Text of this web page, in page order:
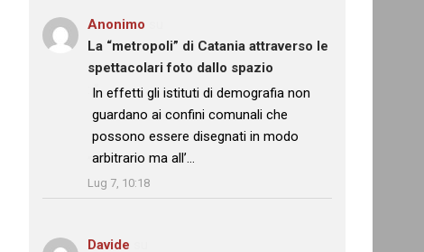
Anonimo
La “metropoli” di Catania attraverso le
spettacolari foto dallo spazio
: “
In effetti gli istituti di demografia non
guardano ai confini comunali che
possono essere disegnati in modo
arbitrario ma all’…
Lug 7, 10:18
Davide